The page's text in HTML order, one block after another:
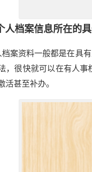
人档案信息所在的
档案资料一般都是在具
，很快就可以在有人
活甚至补办。